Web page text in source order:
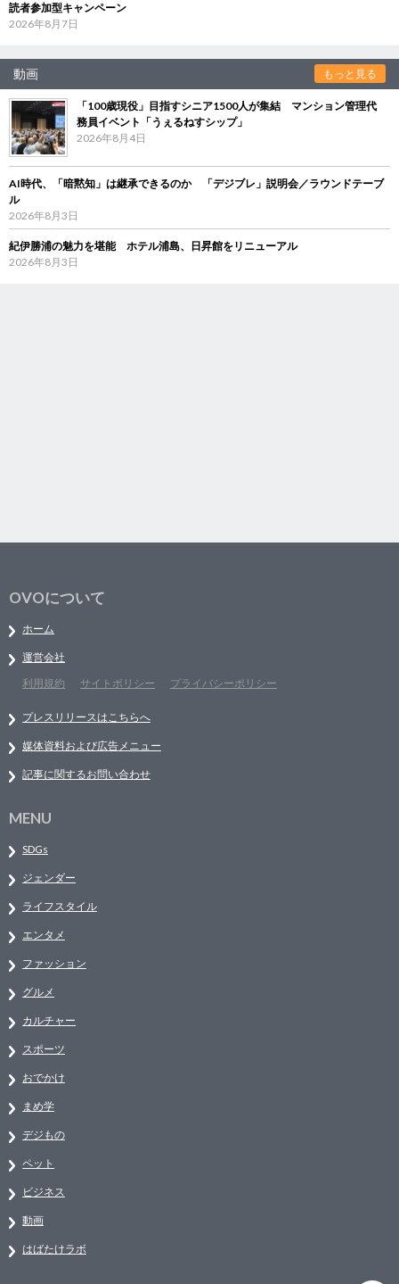
読者参加型キャンペーン
2026年8月7日
動画 もっと見る
「100歳現役」目指すシニア1500人が集結 マンション管理代
務員イベント「うぇるねすシップ」
2026年8月4日
AI時代、「暗黙知」は継承できるのか 「デジブレ」説明会／ラウンドテーブ
ル
2026年8月3日
紀伊勝浦の魅力を堪能 ホテル浦島、日昇館をリニューアル
2026年8月3日
OVOについて
ホーム
運営会社
利用規約
サイトポリシー プライバシーポリシー
プレスリリースはこちらへ
媒体資料および広告メニュー
記事に関するお問い合わせ
MENU
SDGs
ジェンダー
ライフスタイル
エンタメ
ファッション
グルメ
カルチャー
スポーツ
おでかけ
まめ学
デジもの
ペット
ビジネス
動画
はばたけラボ